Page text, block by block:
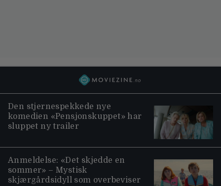
Den stjernespekkede nye
komedien «Pensjonskuppet» har
sluppet ny trailer
Anmeldelse: «Det skjedde en
sommer» – Mystisk
skjærgårdsidyll som overbeviser